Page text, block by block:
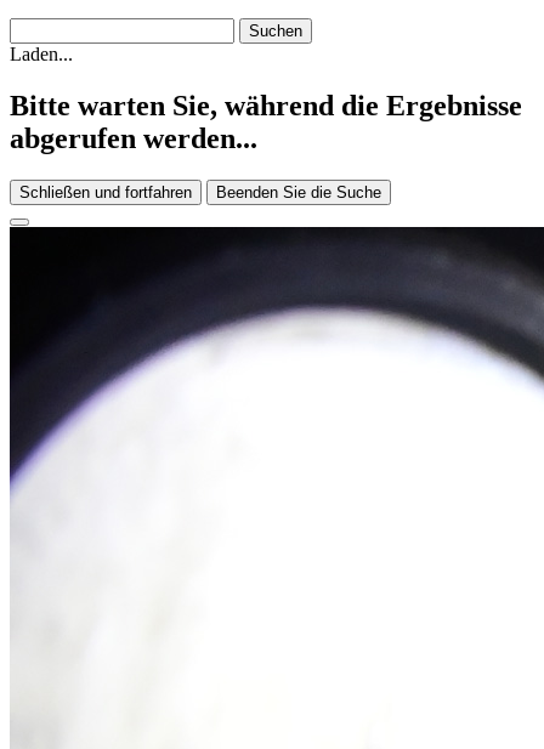
Laden...
Bitte warten Sie, während die Ergebnisse
abgerufen werden...
Schließen und fortfahren Beenden Sie die Suche